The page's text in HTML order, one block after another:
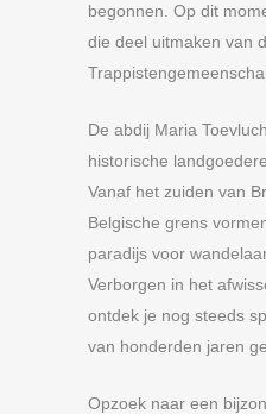
begonnen. Op dit
die deel uitmaken van
De abdij Maria
historische
Vanaf het zuiden van
Belgische grens
paradijs voor
Verborgen in het
ontdek je nog steeds
van honderden jaren
Opzoek naar een